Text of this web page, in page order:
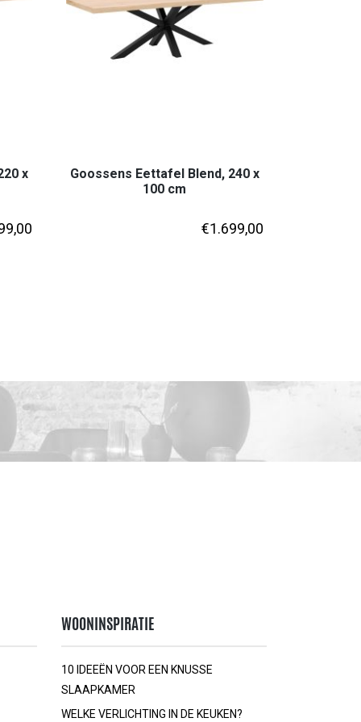
x
Goossens Eettafel Blend, 240 x
100 cm
€1.699,00
WOONINSPIRATIE
10 IDEEËN VOOR EEN KNUSSE
SLAAPKAMER
WELKE VERLICHTING IN DE KEUKEN?